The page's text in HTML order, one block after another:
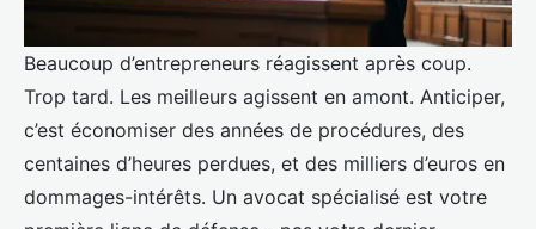
Beaucoup d’entrepreneurs réagissent après coup.
Trop tard. Les meilleurs agissent en amont. Anticiper,
c’est économiser des années de procédures, des
centaines d’heures perdues, et des milliers d’euros en
dommages-intérêts. Un avocat spécialisé est votre